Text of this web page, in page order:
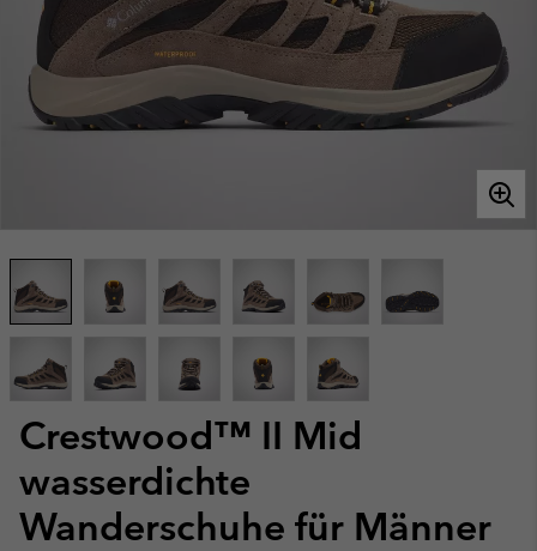
Crestwood™ II Mid
wasserdichte
Wanderschuhe für Männer